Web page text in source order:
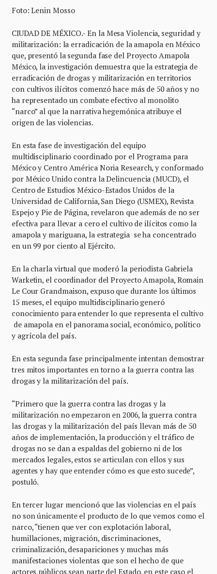
Foto: Lenin Mosso
CIUDAD DE MÉXICO.- En la Mesa Violencia, seguridad y
militarización: la erradicación de la amapola en México
que, presentó la segunda fase del Proyecto Amapola
México, la investigación demuestra que la estrategia de
erradicación de drogas y militarización en territorios
con cultivos ilícitos comenzó hace más de 50 años y no
ha representado un combate efectivo al monolito
“narco” al que la narrativa hegemónica atribuye el
origen de las violencias.
En esta fase de investigación del equipo
multidisciplinario coordinado por el Programa para
México y Centro América Noria Research, y conformado
por México Unido contra la Delincuencia (MUCD), el
Centro de Estudios México-Estados Unidos de la
Universidad de California, San Diego (USMEX), Revista
Espejo y Pie de Página, revelaron que además de no ser
efectiva para llevar a cero el cultivo de ilícitos como la
amapola y mariguana, la estrategia se ha concentrado
en un 99 por ciento al Ejército.
En la charla virtual que moderó la periodista Gabriela
Warketin, el coordinador del Proyecto Amapola, Romain
Le Cour Grandmaison, expuso que durante los últimos
15 meses, el equipo multidisciplinario generó
conocimiento para entender lo que representa el cultivo
de amapola en el panorama social, económico, político
y agrícola del país.
En esta segunda fase principalmente intentan demostrar
tres mitos importantes en torno a la guerra contra las
drogas y la militarización del país.
“Primero que la guerra contra las drogas y la
militarización no empezaron en 2006, la guerra contra
las drogas y la militarización del país llevan más de 50
años de implementación, la producción y el tráfico de
drogas no se dan a espaldas del gobierno ni de los
mercados legales, estos se articulan con ellos y sus
agentes y hay que entender cómo es que esto sucede”,
postuló.
En tercer lugar mencionó que las violencias en el país
no son únicamente el producto de lo que vemos como el
narco, “tienen que ver con explotación laboral,
humillaciones, migración, discriminaciones,
criminalización, desapariciones y muchas más
manifestaciones violentas que son el hecho de que
actores públicos sean parte del Estado, en este caso el